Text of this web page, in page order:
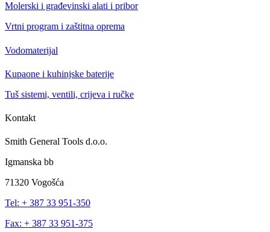
Molerski i građevinski alati i pribor
Vrtni program i zaštitna oprema
Vodomaterijal
Kupaone i kuhinjske baterije
Tuš sistemi, ventili, crijeva i ručke
Kontakt
Smith General Tools d.o.o.
Igmanska bb
71320 Vogošća
Tel: + 387 33 951-350
Fax: + 387 33 951-375